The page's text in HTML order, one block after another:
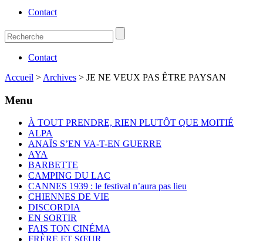
Contact
Contact
Accueil > Archives > JE NE VEUX PAS ÊTRE PAYSAN
Menu
À TOUT PRENDRE, RIEN PLUTÔT QUE MOITIÉ
ALPA
ANAÏS S’EN VA-T-EN GUERRE
AYA
BARBETTE
CAMPING DU LAC
CANNES 1939 : le festival n’aura pas lieu
CHIENNES DE VIE
DISCORDIA
EN SORTIR
FAIS TON CINÉMA